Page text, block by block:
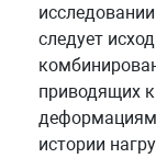
следует
приводящих
истории